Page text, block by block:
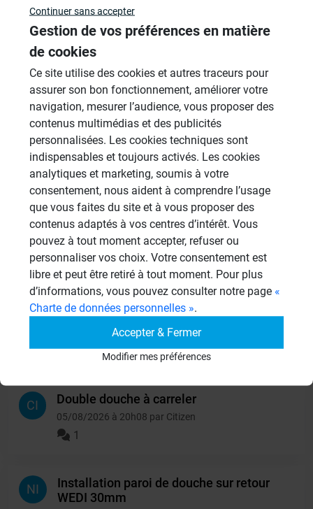
Sujets
Cabines de hammam
26 Sujets
Systèmes de panneaux à carreler
1206 Sujets
Aménagement Agencement
21 Sujets
Revêtement Finition
19 Sujets
Douches à l'Italienne
1485 Sujets
Autres
Autres questions
CI Double douche à carreler
05/08/2026 à 20h08 par Citizen
1
NI
Installation paroi de douche sur retour
WEDI 30mm
Continuer sans accepter
Gestion de vos préférences en matière
de cookies
Ce site utilise des cookies et autres traceurs pour
assurer son bon fonctionnement, améliorer votre
navigation, mesurer l’audience, vous proposer des
contenus multimédias et des publicités
personnalisées. Les cookies techniques sont
indispensables et toujours activés. Les cookies
analytiques et marketing, soumis à votre
consentement, nous aident à comprendre l’usage
que vous faites du site et à vous proposer des
contenus adaptés à vos centres d’intérêt. Vous
pouvez à tout moment accepter, refuser ou
personnaliser vos choix. Votre consentement est
libre et peut être retiré à tout moment. Pour plus
d’informations, vous pouvez consulter notre page «
Charte de données personnelles ».
Accepter & Fermer
Modifier mes préférences